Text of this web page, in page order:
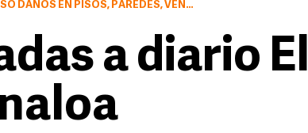
PISOS, PAREDES, VENTANAS Y PUERTAS
a diario El